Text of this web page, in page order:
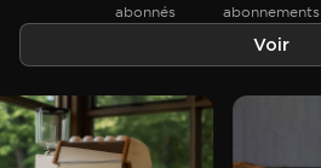
abonnés abonnements
Voir